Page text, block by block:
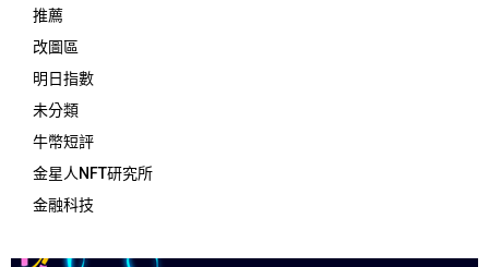
推薦
改圖區
明日指數
未分類
牛幣短評
金星人NFT研究所
金融科技